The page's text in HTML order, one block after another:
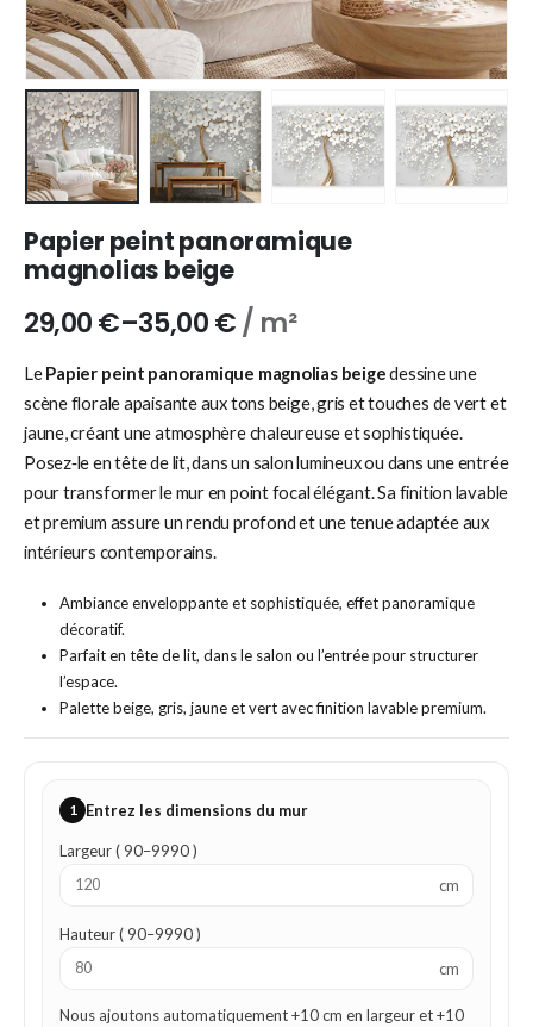
Papier peint panoramique
magnolias beige
29,00€–35,00€/ m²
LePapier peint panoramique magnolias beigedessine une
scène florale apaisante aux tons beige, gris et touches de vert et
jaune, créant une atmosphère chaleureuse et sophistiquée.
Posez‑le en tête de lit, dans un salon lumineux ou dans une entrée
pour transformer le mur en point focal élégant. Sa finition lavable
et premium assure un rendu profond et une tenue adaptée aux
intérieurs contemporains.
Ambiance enveloppante et sophistiquée, effet panoramique
décoratif.
Parfait en tête de lit, dans le salon ou l’entrée pour structurer
l’espace.
Palette beige, gris, jaune et vert avec finition lavable premium.
1 Entrez les dimensions du mur
Largeur ( 90–9990 )
cm
Hauteur ( 90–9990 )
cm
Nous ajoutons automatiquement +10 cm en largeur et +10